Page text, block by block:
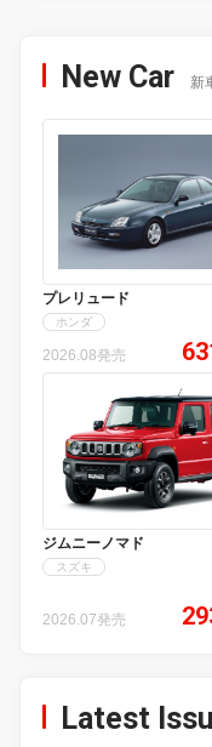
New Car 新
プレリュード
ホンダ
2026.08発売
ジムニーノマド
スズキ
2026.07発売
Latest